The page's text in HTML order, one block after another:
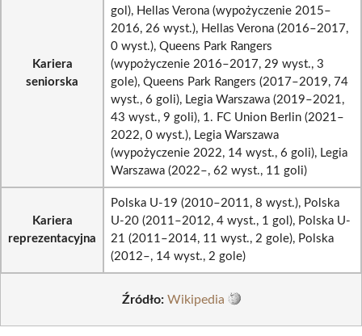
Kariera
seniorska
gol), Hellas Verona (wypożyczenie 2015–
2016, 26 wyst.), Hellas Verona (2016–2017,
0 wyst.), Queens Park Rangers
(wypożyczenie 2016–2017, 29 wyst., 3
gole), Queens Park Rangers (2017–2019, 74
wyst., 6 goli), Legia Warszawa (2019–2021,
43 wyst., 9 goli), 1. FC Union Berlin (2021–
2022, 0 wyst.), Legia Warszawa
(wypożyczenie 2022, 14 wyst., 6 goli), Legia
Warszawa (2022–, 62 wyst., 11 goli)
Kariera
reprezentacyjna
Polska U-19 (2010–2011, 8 wyst.), Polska
U-20 (2011–2012, 4 wyst., 1 gol), Polska U-
21 (2011–2014, 11 wyst., 2 gole), Polska
(2012–, 14 wyst., 2 gole)
Źródło: Wikipedia